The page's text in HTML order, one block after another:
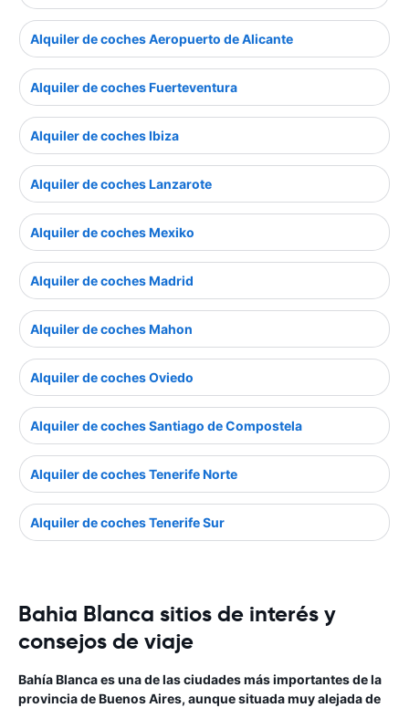
Alquiler de coches Aeropuerto de Alicante
Alquiler de coches Fuerteventura
Alquiler de coches Ibiza
Alquiler de coches Lanzarote
Alquiler de coches Mexiko
Alquiler de coches Madrid
Alquiler de coches Mahon
Alquiler de coches Oviedo
Alquiler de coches Santiago de Compostela
Alquiler de coches Tenerife Norte
Alquiler de coches Tenerife Sur
Bahia Blanca sitios de interés y
consejos de viaje
Bahía Blanca es una de las ciudades más importantes de la
provincia de Buenos Aires, aunque situada muy alejada de